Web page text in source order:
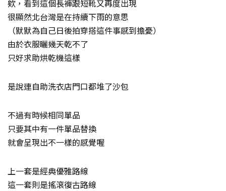
欸，看到這個長褲跟短靴又再度出現
很顯然北台灣是在持續下雨的意思
（默默為自己日後拍穿搭這件事感到擔憂）
由於衣服曬幾天乾不了
只好求助烘乾機這樣
是說連自助洗衣店門口都堆了沙包
不過有時候相同單品
只要其中有一件單品替換
就會呈現出不一樣的感覺喔
上一套是經典優雅路線
這一套則是搖滾復古路線